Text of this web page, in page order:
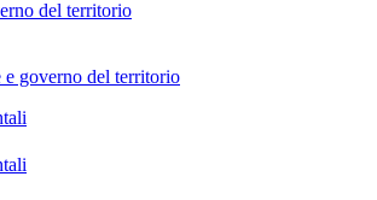
del territorio
e governo del territorio